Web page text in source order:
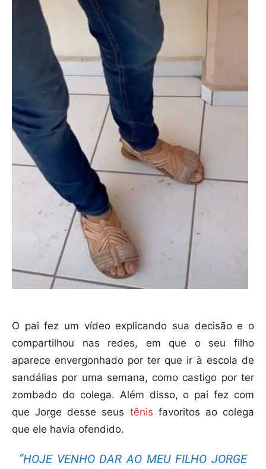
O pai fez um vídeo explicando sua decisão e o
compartilhou nas redes, em que o seu filho
aparece envergonhado por ter que ir à escola de
sandálias por uma semana, como castigo por ter
zombado do colega. Além disso, o pai fez com
que Jorge desse seus tênis favoritos ao colega
que ele havia ofendido.
“HOJE VENHO DAR AO MEU FILHO JORGE